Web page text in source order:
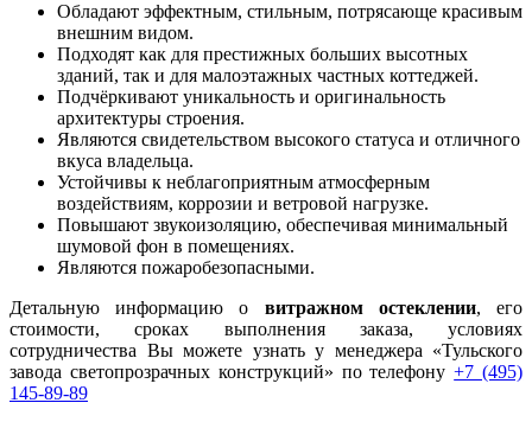
Обладают эффектным, стильным, потрясающе красивым
внешним видом.
Подходят как для престижных больших высотных
зданий, так и для малоэтажных частных коттеджей.
Подчёркивают уникальность и оригинальность
архитектуры строения.
Являются свидетельством высокого статуса и отличного
вкуса владельца.
Устойчивы к неблагоприятным атмосферным
воздействиям, коррозии и ветровой нагрузке.
Повышают звукоизоляцию, обеспечивая минимальный
шумовой фон в помещениях.
Являются пожаробезопасными.
Детальную информацию о витражном остеклении, его
стоимости, сроках выполнения заказа, условиях
сотрудничества Вы можете узнать у менеджера «Тульского
завода светопрозрачных конструкций» по телефону+7 (495)
145-89-89